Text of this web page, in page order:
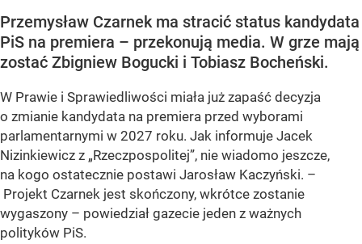
Przemysław Czarnek ma stracić status kandydata
PiS na premiera – przekonują media. W grze mają
zostać Zbigniew Bogucki i Tobiasz Bocheński.
W Prawie i Sprawiedliwości miała już zapaść decyzja
o zmianie kandydata na premiera przed wyborami
parlamentarnymi w 2027 roku. Jak informuje Jacek
Nizinkiewicz z „Rzeczpospolitej”, nie wiadomo jeszcze,
na kogo ostatecznie postawi Jarosław Kaczyński. –
Projekt Czarnek jest skończony, wkrótce zostanie
wygaszony – powiedział gazecie jeden z ważnych
polityków PiS.